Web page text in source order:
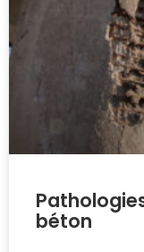
béton